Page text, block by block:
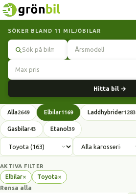
SÖKER BLAND 11 MILJÖBILAR
Hitta bil →
Alla2649 Elbilar1169 Laddhybrider1283
Gasbilar43 Etanol39
AKTIVA FILTER
Elbilar×
Ta
bort
Toyota×
Ta
Rensa alla